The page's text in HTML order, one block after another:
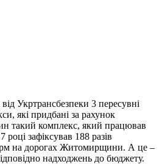
Укртрансбезпеки 3 пересувні
які придбані за рахунок
такий комплекс, який працював
році зафіксував 188 разів
на дорогах Житомирщини. А це –
надходжень до бюджету.